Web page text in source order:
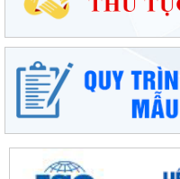
UBND đặc khu Cát Hải đánh
7, triển khai nhiệm vụ...
Đặc khu Cát Hải đẩy mạnh
dùng tiền mặt trong lĩnh vực
Đặc khu Cát Hải đẩy mạnh